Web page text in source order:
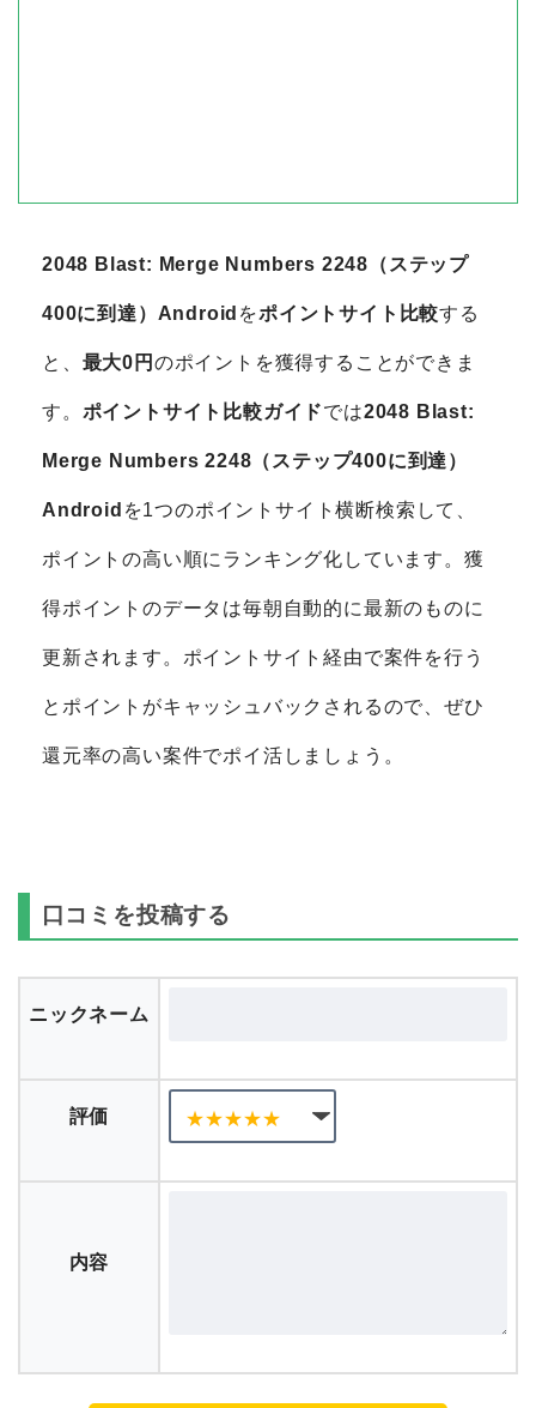
2048 Blast: Merge Numbers 2248（ステップ
400に到達）Android をポイントサイト比較する
と、 最大0円 のポイントを獲得することができま
す。 ポイントサイト比較ガイドでは2048 Blast:
Merge Numbers 2248（ステップ400に到達）
Android を1つのポイントサイト横断検索して、
ポイントの高い順にランキング化しています。獲
得ポイントのデータは毎朝自動的に最新のものに
更新されます。ポイントサイト経由で案件を行う
とポイントがキャッシュバックされるので、ぜひ
還元率の高い案件でポイ活しましょう。
口コミを投稿する
ニックネーム
評価
内容